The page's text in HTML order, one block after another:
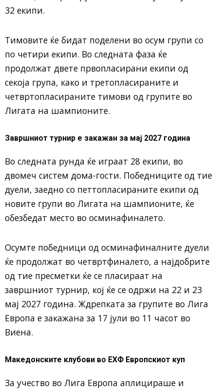
32 екипи.
Тимовите ќе бидат поделени во осум групи со
по четири екипи. Во следната фаза ќе
продолжат двете првопласирани екипи од
секоја група, како и третопласираните и
четвртопласираните тимови од групите во
Лигата на шампионите.
Завршниот турнир е закажан за мај 2027 година
Во следната рунда ќе играат 28 екипи, во
двомеч систем дома-гости. Победниците од тие
дуели, заедно со петтопласираните екипи од
новите групи во Лигата на шампионите, ќе
обезбедат место во осминафиналето.
Осумте победници од осминафиналните дуели
ќе продолжат во четвртфиналето, а најдобрите
од тие пресметки ќе се пласираат на
завршниот турнир, кој ќе се одржи на 22 и 23
мај 2027 година. Ждрепката за групите во Лига
Европа е закажана за 17 јули во 11 часот во
Виена.
Македонските клубови во ЕХФ Европскиот куп
За учество во Лига Европа аплицираше и